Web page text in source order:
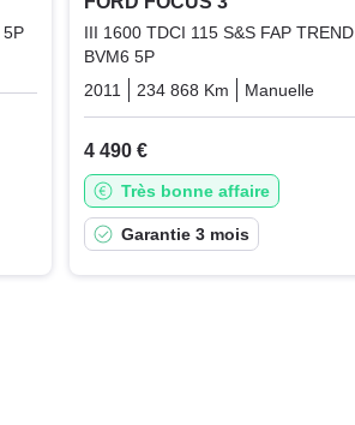
III 1600 TDCI 115 S&S FAP TREND
BVM6 5P
2011
234 868 Km Manuelle
4 490 €
Très bonne affaire
Garantie 3 mois